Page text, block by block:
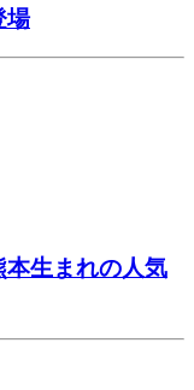
場
本生まれの人気